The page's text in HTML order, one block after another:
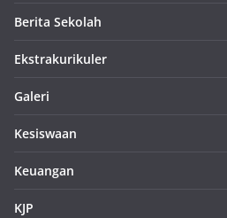
Berita Sekolah
Ekstrakurikuler
Galeri
Kesiswaan
Keuangan
KJP